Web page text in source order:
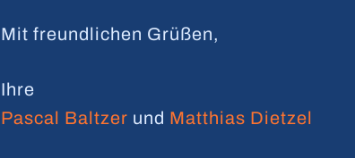
Mit freundlichen Grüßen,
Ihre
Pascal Baltzer und Matthias Dietzel